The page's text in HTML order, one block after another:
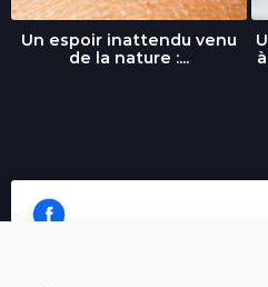
Un espoir inattendu venu
de la nature :...